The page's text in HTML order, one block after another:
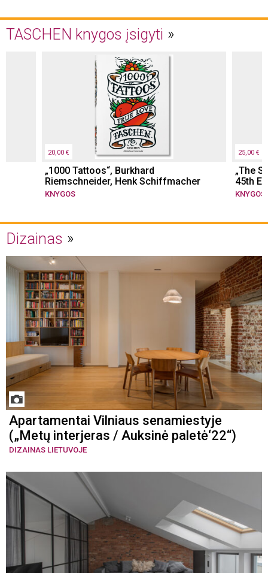
TASCHEN knygos įsigyti
20,00 €
„1000 Tattoos“, Burkhard
Riemschneider, Henk Schiffmacher
KNYGOS
25,00 €
„The
45th
KNYGOS
Dizainas
Apartamentai Vilniaus senamiestyje
(„Metų interjeras / Auksinė paletė‘22“)
DIZAINAS LIETUVOJE